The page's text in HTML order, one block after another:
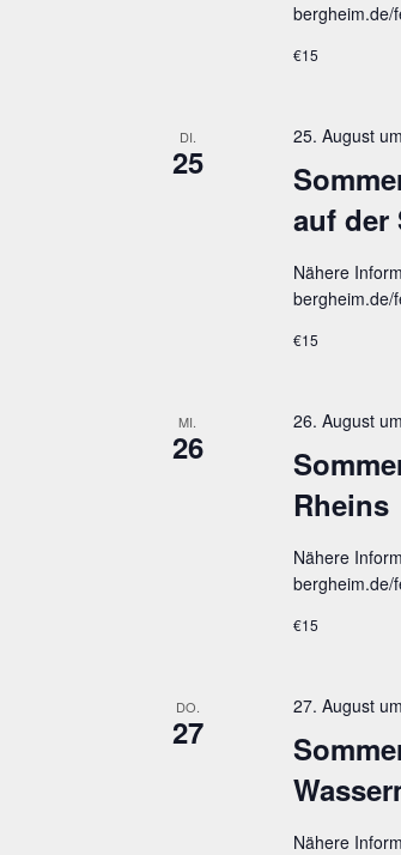
bergheim.de/
€15
DI.
25
auf der
25. August
Nähere
bergheim.de/
€15
MI.
26
Rheins
26. August
Nähere
bergheim.de/
€15
DO.
27
27. August
Nähere